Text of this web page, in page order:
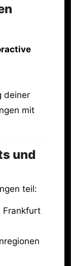
deiner
mit
und
teil:
Frankfurt